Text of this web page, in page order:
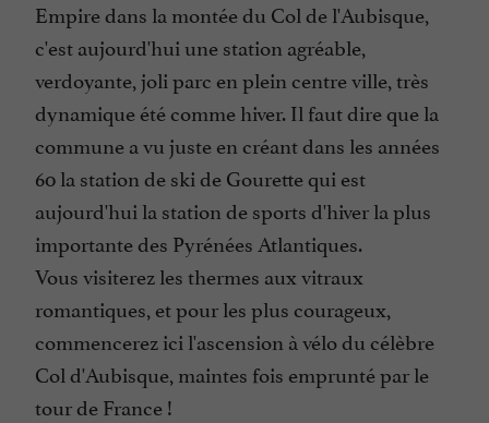
Empire dans la montée du Col de l'Aubisque,
c'est aujourd'hui une station agréable,
verdoyante, joli parc en plein centre ville, très
dynamique été comme hiver. Il faut dire que la
commune a vu juste en créant dans les années
60 la station de ski de Gourette qui est
aujourd'hui la station de sports d'hiver la plus
importante des Pyrénées Atlantiques.
Vous visiterez les thermes aux vitraux
romantiques, et pour les plus courageux,
commencerez ici l'ascension à vélo du célèbre
Col d'Aubisque, maintes fois emprunté par le
tour de France !